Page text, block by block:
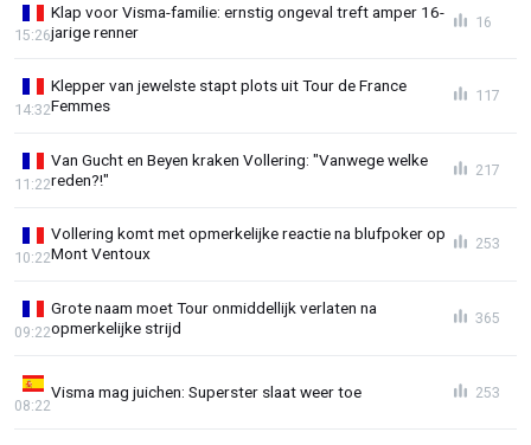
Klap voor Visma-familie: ernstig ongeval treft amper 16-
jarige renner
15:26
16
Klepper van jewelste stapt plots uit Tour de France
Femmes
14:32
117
Van Gucht en Beyen kraken Vollering: "Vanwege welke
reden?!"
11:22
217
Vollering komt met opmerkelijke reactie na blufpoker op
Mont Ventoux
10:22
253
Grote naam moet Tour onmiddellijk verlaten na
opmerkelijke strijd
09:22
365
Visma mag juichen: Superster slaat weer toe
08:22
253